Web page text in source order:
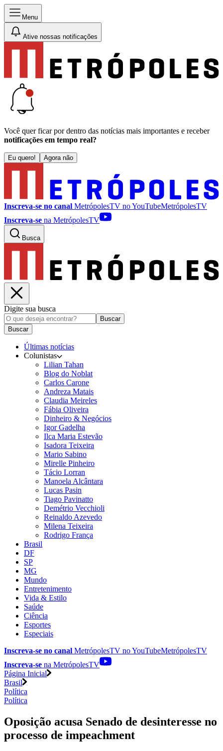
Menu
Ative nossas notificações
Você quer ficar por dentro das notícias mais importantes e receber
notificações em tempo real?
Eu quero! Agora não
Inscreva-se no canal MetrópolesTV noYouTubeMetrópolesTV
Inscreva-se na MetrópolesTV
Busca
Digite sua busca
Buscar
Buscar
Últimas notícias
Colunistas
Lilian Tahan
Blog do Noblat
Carlos Carone
Andreza Matais
Claudia Meireles
Fábia Oliveira
Dinheiro & Negócios
Igor Gadelha
Ilca Maria Estevão
Isadora Teixeira
Mario Sabino
Mirelle Pinheiro
Tácio Lorran
Manoela Alcântara
Lucas Pasin
Tiago Pavinatto
Demétrio Vecchioli
Reinaldo Azevedo
Milena Teixeira
Rodrigo França
Brasil
DF
SP
MG
Mundo
Entretenimento
Vida & Estilo
Saúde
Ciência
Esportes
Especiais
Inscreva-se no canal MetrópolesTV noYouTubeMetrópolesTV
Inscreva-se na MetrópolesTV
Página Inicial
Brasil
Política
Política
Oposição acusa Senado de desinteresse no
processo de impeachment